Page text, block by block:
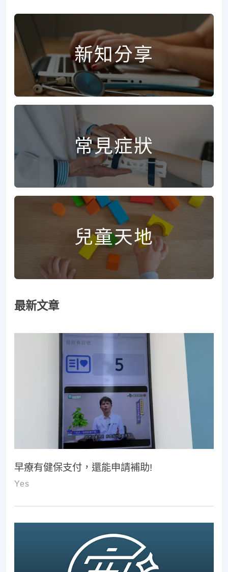
新知分享
常見症狀
兒童天地
最新文章
早療有健保支付，還能申請補助!
Yes